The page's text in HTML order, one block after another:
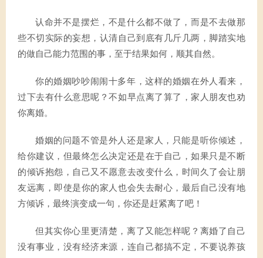
认命并不是摆烂，不是什么都不做了，而是不去做那
些不切实际的妄想，认清自己到底有几斤几两，脚踏实地
的做自己能力范围的事，至于结果如何，顺其自然。
你的婚姻吵吵闹闹十多年，这样的婚姻在外人看来，
过下去有什么意思呢？不如早点离了算了，家人朋友也劝
你离婚。
婚姻的问题不管是外人还是家人，只能是听你倾述，
给你建议，但最终怎么决定还是在于自己，如果只是不断
的倾诉抱怨，自己又不愿意去改变什么，时间久了会让朋
友远离，即使是你的家人也会失去耐心，最后自己没有地
方倾诉，最终演变成一句，你还是赶紧离了吧！
但其实你心里更清楚，离了又能怎样呢？离婚了自己
没有事业，没有经济来源，连自己都搞不定，不要说养孩